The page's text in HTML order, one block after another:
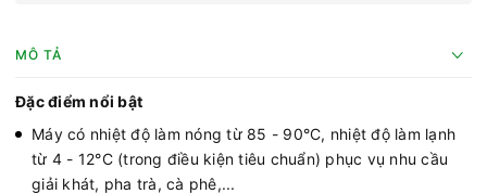
MÔ TẢ
Đặc điểm nổi bật
Máy có nhiệt độ làm nóng từ 85 - 90°C, nhiệt độ làm lạnh
từ 4 - 12°C (trong điều kiện tiêu chuẩn) phục vụ nhu cầu
giải khát, pha trà, cà phê,...